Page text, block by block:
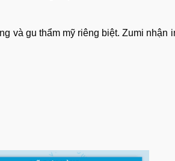
và gu thẩm mỹ riêng biệt. Zumi nhận